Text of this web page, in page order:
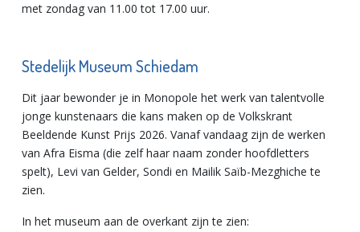
met zondag van 11.00 tot 17.00 uur.
Stedelijk Museum Schiedam
Dit jaar bewonder je in Monopole het werk van talentvolle
jonge kunstenaars die kans maken op de Volkskrant
Beeldende Kunst Prijs 2026. Vanaf vandaag zijn de werken
van Afra Eisma (die zelf haar naam zonder hoofdletters
spelt), Levi van Gelder, Sondi en Mailik Saïb-Mezghiche te
zien.
In het museum aan de overkant zijn te zien: